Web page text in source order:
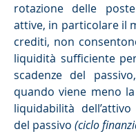
rotazione delle
attive, in particolare il
crediti, non
liquidità sufficiente
scadenze del
quando viene meno
liquidabilità
del passivo (ciclo